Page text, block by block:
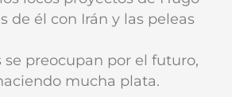
de él con Irán y las peleas
se preocupan por el futuro,
mucha plata.